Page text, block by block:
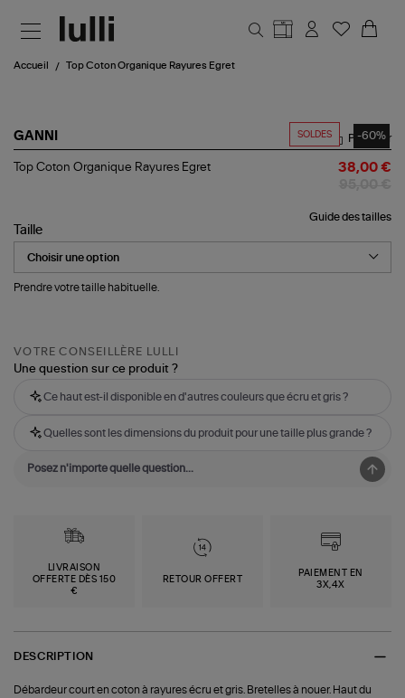
Accueil Top Coton Organique Rayures Egret
SOLDES -60%
GANNI
Top
Egret
Partager
Top Coton Organique Rayures Egret 38,00 €
Guide des tailles
Taille
Prendre votre taille habituelle.
VOTRE CONSEILLÈRE LULLI
Une question sur ce produit ?
Ce haut est-il disponible en d'autres couleurs que écru et gris ?
Quelles sont les dimensions du produit pour une taille plus grande ?
LIVRAISON
OFFERTE DÈS 150
€
RETOUR OFFERT
PAIEMENT EN
3X,4X
DESCRIPTION
Débardeur court en coton à rayures écru et gris. Bretelles à nouer. Haut du